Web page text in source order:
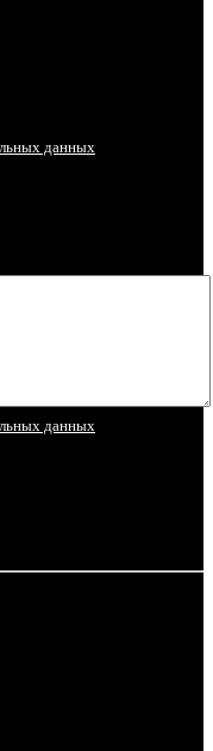
данных
данных